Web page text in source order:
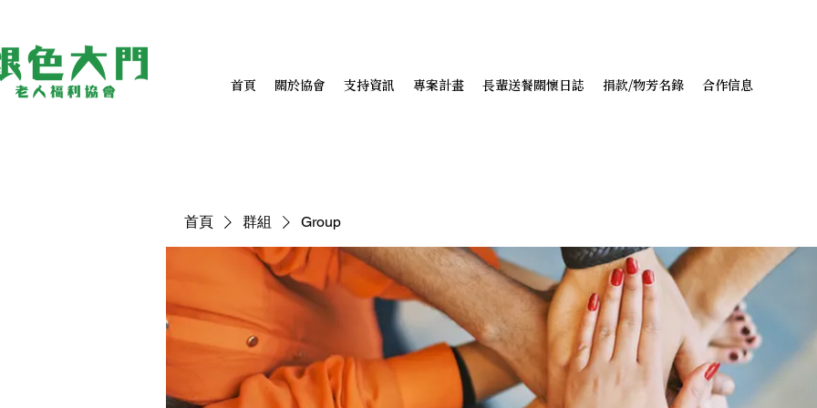
首頁 關於協會 支持資訊 專案計畫 長輩送餐關懷日誌 捐款/物芳名錄 合作信息
首頁 群組 Group